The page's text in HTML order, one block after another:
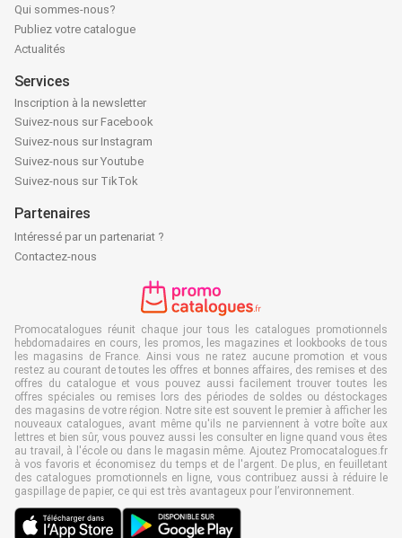
Qui sommes-nous?
Publiez votre catalogue
Actualités
Services
Inscription à la newsletter
Suivez-nous sur Facebook
Suivez-nous sur Instagram
Suivez-nous sur Youtube
Suivez-nous sur TikTok
Partenaires
Intéressé par un partenariat ?
Contactez-nous
Promocatalogues réunit chaque jour tous les catalogues promotionnels
hebdomadaires en cours, les promos, les magazines et lookbooks de tous
les magasins de France. Ainsi vous ne ratez aucune promotion et vous
restez au courant de toutes les offres et bonnes affaires, des remises et des
offres du catalogue et vous pouvez aussi facilement trouver toutes les
offres spéciales ou remises lors des périodes de soldes ou déstockages
des magasins de votre région. Notre site est souvent le premier à afficher les
nouveaux catalogues, avant même qu'ils ne parviennent à votre boîte aux
lettres et bien sûr, vous pouvez aussi les consulter en ligne quand vous êtes
au travail, à l'école ou dans le magasin même. Ajoutez Promocatalogues.fr
à vos favoris et économisez du temps et de l'argent. De plus, en feuilletant
des catalogues promotionnels en ligne, vous contribuez aussi à réduire le
gaspillage de papier, ce qui est très avantageux pour l’environnement.